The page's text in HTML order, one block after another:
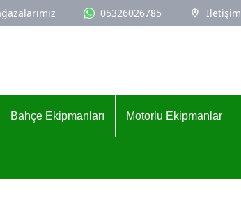
05326026785 İletişim
Bahçe Ekipmanları Motorlu Ekipmanlar